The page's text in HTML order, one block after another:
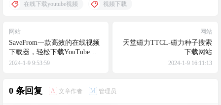
在线下载youtube视频 视频下载
网站
SaveFrom一款高效的在线视频
下载器，轻松下载YouTube等
视频平台4K视频
2024-1-9 9:53:59
网站
天堂磁力TTCL-磁力种子搜索
下载网站
2024-1-9 16:11:13
0 条回复 A 文章作者 M 管理员